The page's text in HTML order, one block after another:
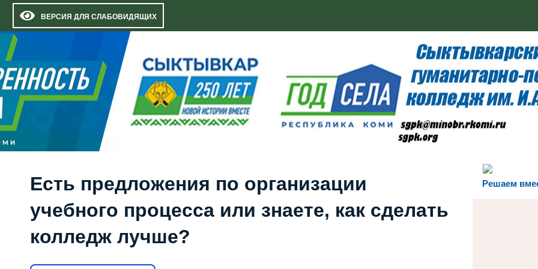
ВЕРСИЯ ДЛЯ СЛАБОВИДЯЩИХ
Решаем
Есть предложения по организации
учебного процесса или знаете, как сделать
колледж лучше?